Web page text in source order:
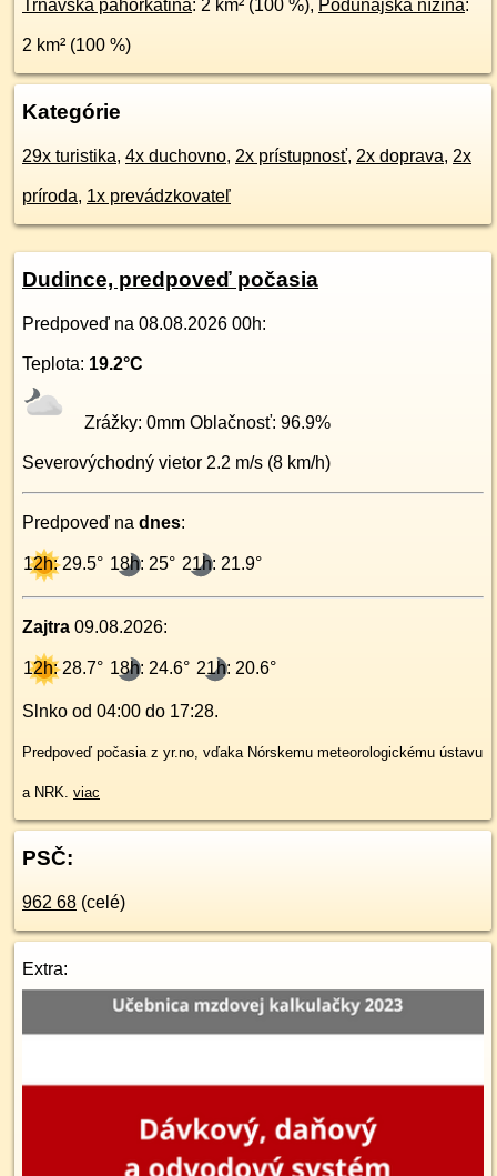
Trnavská pahorkatina: 2 km² (100 %), Podunajská nížina:
2 km² (100 %)
Kategórie
29x turistika, 4x duchovno, 2x prístupnosť, 2x doprava, 2x
príroda, 1x prevádzkovateľ
Dudince, predpoveď počasia
Predpoveď na 08.08.2026 00h:
Teplota: 19.2°C
Zrážky: 0mm Oblačnosť: 96.9%
Severovýchodný vietor 2.2 m/s (8 km/h)
Predpoveď na dnes:
12h: 29.5° 18h: 25° 21h: 21.9°
Zajtra 09.08.2026:
12h: 28.7° 18h: 24.6° 21h: 20.6°
Slnko od 04:00 do 17:28.
Predpoveď počasia z yr.no, vďaka Nórskemu meteorologickému ústavu
a NRK. viac
PSČ:
962 68 (celé)
Extra: